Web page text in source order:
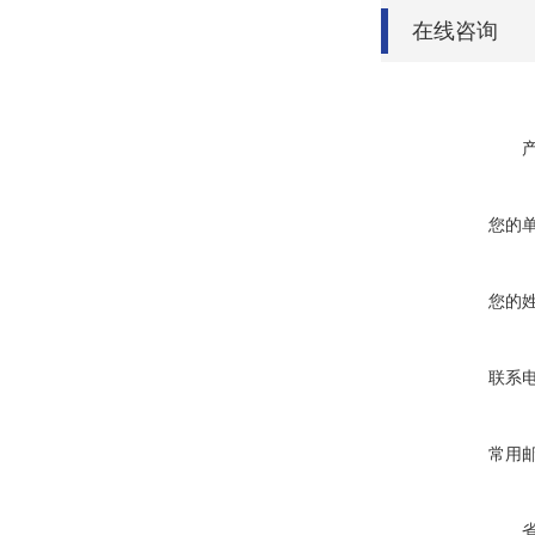
在线咨询
您的
您的
联系
常用